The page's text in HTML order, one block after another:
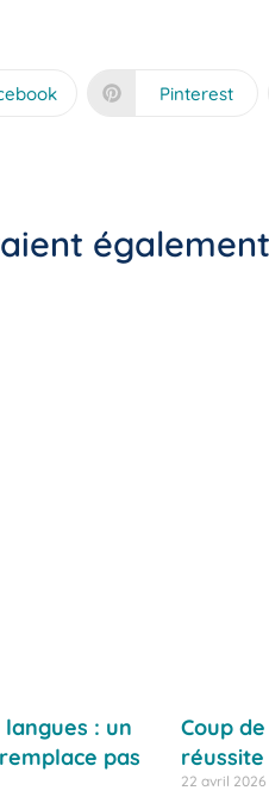
Pinterest
langues : un
pas
Coup
réussite
22 avril 2026